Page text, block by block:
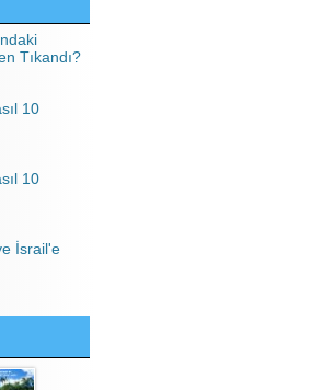
Tıkandı?
10
10
İsrail'e